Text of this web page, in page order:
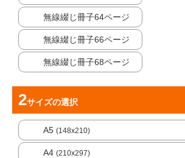
無線綴じ冊子64ページ
無線綴じ冊子66ページ
無線綴じ冊子68ページ
サイズの選択
A5 (148x210)
A4 (210x297)